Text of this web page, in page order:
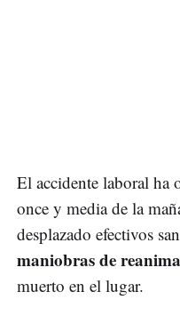
El accidente laboral ha
once y media de la
desplazado efectivos
maniobras de
muerto en el lugar.